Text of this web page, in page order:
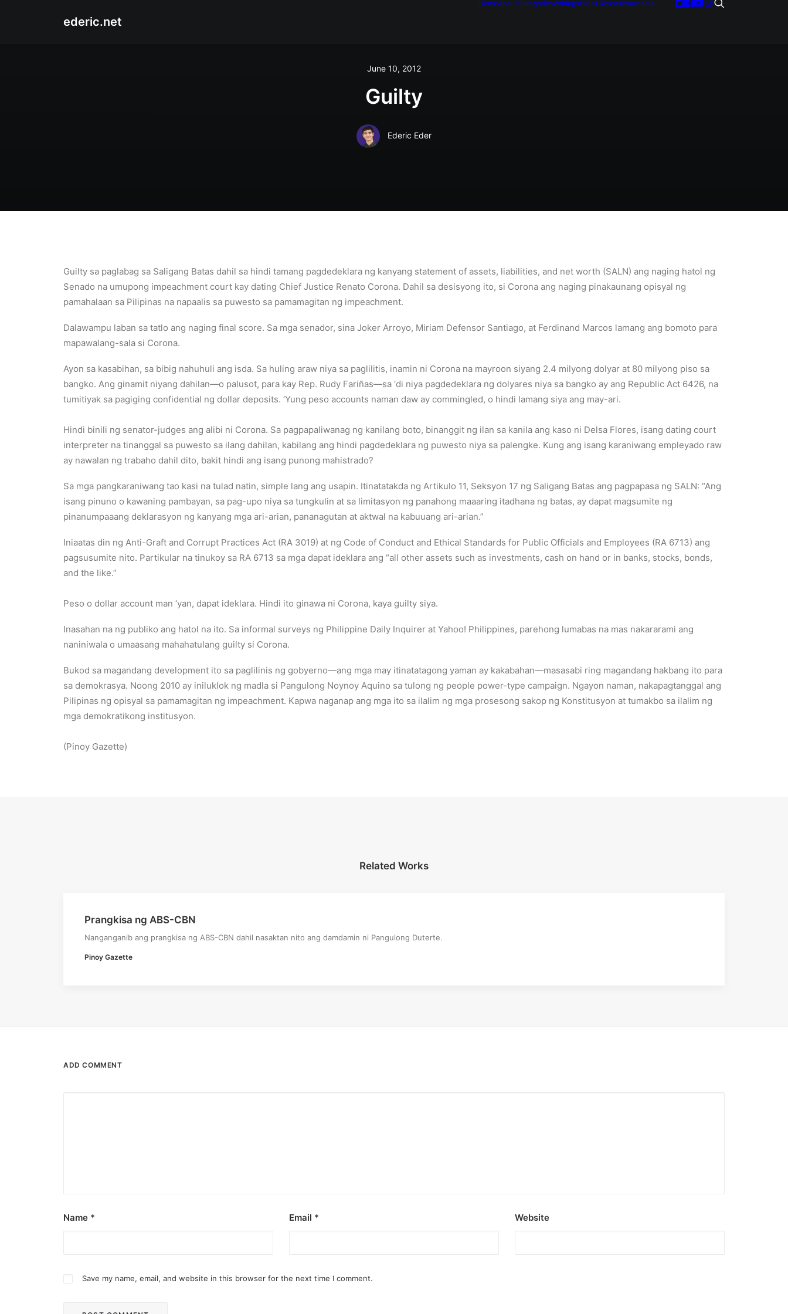
ederic.net
HomeAboutCategoriesWritingsPress ReleasesArchive
June 10, 2012
Guilty
Ederic Eder
Guilty sa paglabag sa Saligang Batas dahil sa hindi tamang pagdedeklara ng kanyang statement of assets, liabilities, and net worth (SALN) ang naging hatol ng
Senado na umupong impeachment court kay dating Chief Justice Renato Corona. Dahil sa desisyong ito, si Corona ang naging pinakaunang opisyal ng
pamahalaan sa Pilipinas na napaalis sa puwesto sa pamamagitan ng impeachment.
Dalawampu laban sa tatlo ang naging final score. Sa mga senador, sina Joker Arroyo, Miriam Defensor Santiago, at Ferdinand Marcos lamang ang bomoto para
mapawalang-sala si Corona.
Ayon sa kasabihan, sa bibig nahuhuli ang isda. Sa huling araw niya sa paglilitis, inamin ni Corona na mayroon siyang 2.4 milyong dolyar at 80 milyong piso sa
bangko. Ang ginamit niyang dahilan—o palusot, para kay Rep. Rudy Fariñas—sa ‘di niya pagdedeklara ng dolyares niya sa bangko ay ang Republic Act 6426, na
tumitiyak sa pagiging confidential ng dollar deposits. ‘Yung peso accounts naman daw ay commingled, o hindi lamang siya ang may-ari.
Hindi binili ng senator-judges ang alibi ni Corona. Sa pagpapaliwanag ng kanilang boto, binanggit ng ilan sa kanila ang kaso ni Delsa Flores, isang dating court
interpreter na tinanggal sa puwesto sa ilang dahilan, kabilang ang hindi pagdedeklara ng puwesto niya sa palengke. Kung ang isang karaniwang empleyado raw
ay nawalan ng trabaho dahil dito, bakit hindi ang isang punong mahistrado?
Sa mga pangkaraniwang tao kasi na tulad natin, simple lang ang usapin. Itinatatakda ng Artikulo 11, Seksyon 17 ng Saligang Batas ang pagpapasa ng SALN: “Ang
isang pinuno o kawaning pambayan, sa pag-upo niya sa tungkulin at sa limitasyon ng panahong maaaring itadhana ng batas, ay dapat magsumite ng
pinanumpaaang deklarasyon ng kanyang mga ari-arian, pananagutan at aktwal na kabuuang ari-arian.”
Iniaatas din ng Anti-Graft and Corrupt Practices Act (RA 3019) at ng Code of Conduct and Ethical Standards for Public Officials and Employees (RA 6713) ang
pagsusumite nito. Partikular na tinukoy sa RA 6713 sa mga dapat ideklara ang “all other assets such as investments, cash on hand or in banks, stocks, bonds,
and the like.”
Peso o dollar account man ‘yan, dapat ideklara. Hindi ito ginawa ni Corona, kaya guilty siya.
Inasahan na ng publiko ang hatol na ito. Sa informal surveys ng Philippine Daily Inquirer at Yahoo! Philippines, parehong lumabas na mas nakararami ang
naniniwala o umaasang mahahatulang guilty si Corona.
Bukod sa magandang development ito sa paglilinis ng gobyerno—ang mga may itinatatagong yaman ay kakabahan—masasabi ring magandang hakbang ito para
sa demokrasya. Noong 2010 ay iniluklok ng madla si Pangulong Noynoy Aquino sa tulong ng people power-type campaign. Ngayon naman, nakapagtanggal ang
Pilipinas ng opisyal sa pamamagitan ng impeachment. Kapwa naganap ang mga ito sa ilalim ng mga prosesong sakop ng Konstitusyon at tumakbo sa ilalim ng
mga demokratikong institusyon.
(Pinoy Gazette)
Related Works
Prangkisa ng ABS-CBN
Nanganganib ang prangkisa ng ABS-CBN dahil nasaktan nito ang damdamin ni Pangulong Duterte.
Pinoy Gazette
ADD COMMENT
Name * Email * Website
Save my name, email, and website in this browser for the next time I comment.